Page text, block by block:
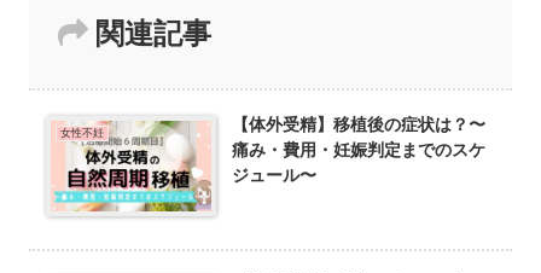
関連記事
女性不妊
【体外受精】移植後の症状は？〜
痛み・費用・妊娠判定までのスケ
ジュール〜